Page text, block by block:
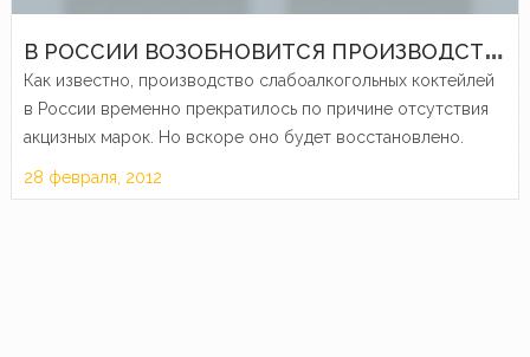
В
РОССИИ ВОЗОБНОВИТСЯ ПРОИЗВОДСТВО СЛАБОАЛКОГОЛЬНЫХ КОКТЕЙЛЕЙ
Как известно, производство слабоалкогольных коктейлей
в России временно прекратилось по причине отсутствия
акцизных марок. Но вскоре оно будет восстановлено.
28 февраля, 2012